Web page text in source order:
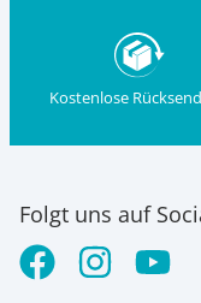
Kostenlose
Folgt uns auf